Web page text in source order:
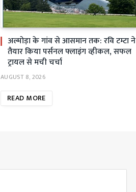
अल्मोड़ा के गांव से आसमान तक: रवि टम्टा ने
तैयार किया पर्सनल फ्लाइंग व्हीकल, सफल
ट्रायल से मची चर्चा
AUGUST 8, 2026
READ MORE